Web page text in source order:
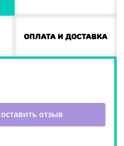
Оплата и доставка
отзыв